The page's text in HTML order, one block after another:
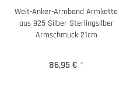
Weit-Anker-Armband Armkette
aus 925 Silber Sterlingsilber
Armschmuck 21cm
86,95 € *